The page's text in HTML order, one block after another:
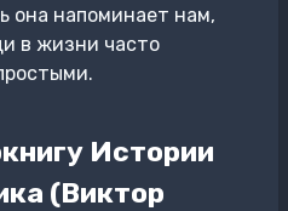
она напоминает нам,
в жизни часто
Истории
(Виктор